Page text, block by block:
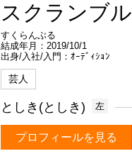
スクランブル
すくらんぶる
結成年月：2019/10/1
出身/入社/入門：ｵｰﾃﾞｨｼｮﾝ
芸人
としき(としき) 左
プロフィールを見る